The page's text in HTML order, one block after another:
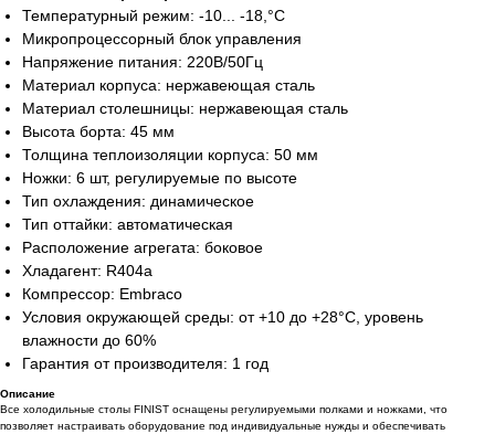
Температурный режим: -10... -18,°С
Микропроцессорный блок управления
Напряжение питания: 220В/50Гц
Материал корпуса: нержавеющая сталь
Материал столешницы: нержавеющая сталь
Высота борта: 45 мм
Толщина теплоизоляции корпуса: 50 мм
Ножки: 6 шт, регулируемые по высоте
Тип охлаждения: динамическое
Тип оттайки: автоматическая
Расположение агрегата: боковое
Хладагент: R404a
Компрессор: Embraco
Условия окружающей среды: от +10 до +28°С, уровень
влажности до 60%
Гарантия от производителя: 1 год
Описание
Все холодильные столы FINIST оснащены регулируемыми полками и ножками, что
позволяет настраивать оборудование под индивидуальные нужды и обеспечивать